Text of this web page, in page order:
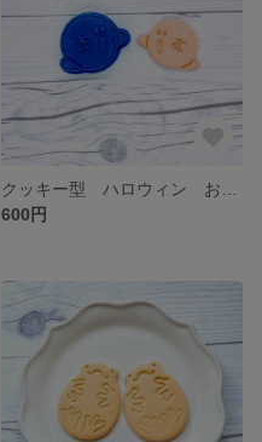
600円